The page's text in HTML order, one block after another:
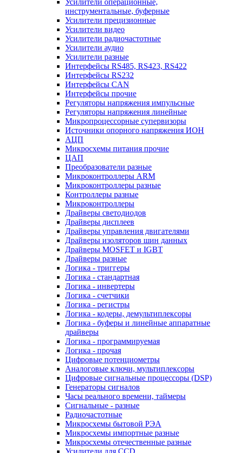
инструментальные, буферные
Усилители прецизионные
Усилители видео
Усилители радиочастотные
Усилители аудио
Усилители разные
Интерфейсы RS485, RS423, RS422
Интерфейсы RS232
Интерфейсы CAN
Интерфейсы прочие
Регуляторы напряжения импульсные
Регуляторы напряжения линейные
Микропроцессорные супервизоры
Источники опорного напряжения ИОН
АЦП
Микросхемы питания прочие
ЦАП
Преобразователи разные
Микроконтроллеры ARM
Микроконтроллеры разные
Контроллеры разные
Микроконтроллеры
Драйверы светодиодов
Драйверы дисплеев
Драйверы управления двигателями
Драйверы изоляторов шин данных
Драйверы MOSFET и IGBT
Драйверы разные
Логика - триггеры
Логика - стандартная
Логика - инвертеры
Логика - счетчики
Логика - регистры
Логика - кодеры, демультиплексоры
Логика - буферы и линейные аппаратные
драйверы
Логика - программируемая
Логика - прочая
Цифровые потенциометры
Аналоговые ключи, мультиплексоры
Цифровые сигнальные процессоры (DSP)
Генераторы сигналов
Часы реального времени, таймеры
Сигнальные - разные
Радиочастотные
Микросхемы бытовой РЭА
Микросхемы импортные разные
Микросхемы отечественные разные
Усилители для CCD